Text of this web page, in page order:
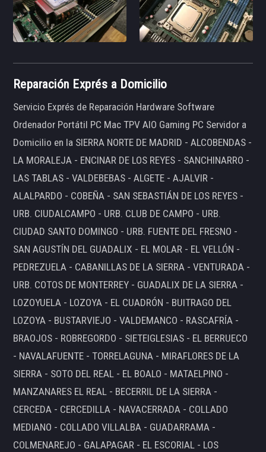
Reparación Exprés a Domicilio
Servicio Exprés de Reparación Hardware Software
Ordenador Portátil PC Mac TPV AIO Gaming PC Servidor a
Domicilio en la SIERRA NORTE DE MADRID - ALCOBENDAS -
LA MORALEJA - ENCINAR DE LOS REYES - SANCHINARRO -
LAS TABLAS - VALDEBEBAS - ALGETE - AJALVIR -
ALALPARDO - COBEÑA - SAN SEBASTIÁN DE LOS REYES -
URB. CIUDALCAMPO - URB. CLUB DE CAMPO - URB.
CIUDAD SANTO DOMINGO - URB. FUENTE DEL FRESNO -
SAN AGUSTÍN DEL GUADALIX - EL MOLAR - EL VELLÓN -
PEDREZUELA - CABANILLAS DE LA SIERRA - VENTURADA -
URB. COTOS DE MONTERREY - GUADALIX DE LA SIERRA -
LOZOYUELA - LOZOYA - EL CUADRÓN - BUITRAGO DEL
LOZOYA - BUSTARVIEJO - VALDEMANCO - RASCAFRÍA -
BRAOJOS - ROBREGORDO - SIETEIGLESIAS - EL BERRUECO
- NAVALAFUENTE - TORRELAGUNA - MIRAFLORES DE LA
SIERRA - SOTO DEL REAL - EL BOALO - MATAELPINO -
MANZANARES EL REAL - BECERRIL DE LA SIERRA -
CERCEDA - CERCEDILLA - NAVACERRADA - COLLADO
MEDIANO - COLLADO VILLALBA - GUADARRAMA -
COLMENAREJO - GALAPAGAR - EL ESCORIAL - LOS